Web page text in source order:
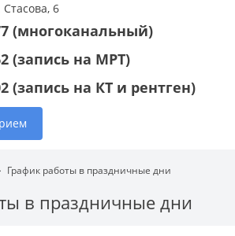
Стасова, 6
(многоканальный)
(запись на МРТ)
(запись на КТ и рентген)
График работы в праздничные дни
в праздничные дни